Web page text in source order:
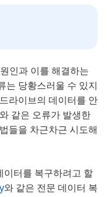
인과 이를 해결하는
는 당황스러울 수 있지
라이브의 데이터를 안
같은 오류가 발생한
들을 차근차근 시도해
이터를 복구하려고 할
와 같은 전문 데이터 복